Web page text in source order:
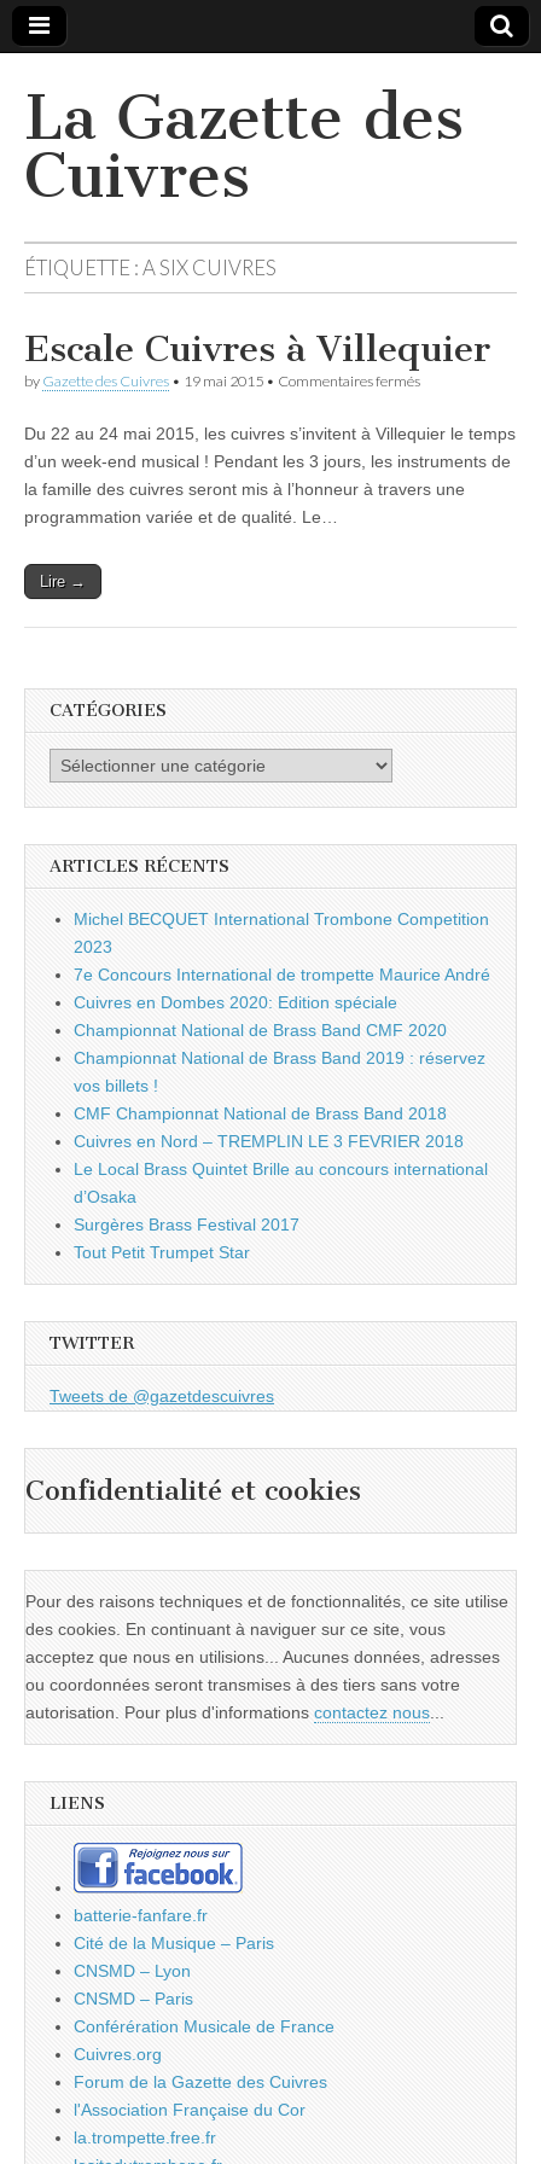
La Gazette des
Cuivres
ÉTIQUETTE :A SIX CUIVRES
Escale Cuivres à Villequier
by Gazette des Cuivres • 19 mai 2015 • Commentaires ferméssur
à
Villequier
Du 22 au 24 mai 2015, les cuivres s’invitent à Villequier le temps
d’un week-end musical ! Pendant les 3 jours, les instruments de
la famille des cuivres seront mis à l’honneur à travers une
programmation variée et de qualité. Le…
Lire →
CATÉGORIES
Catégories
ARTICLES RÉCENTS
Michel BECQUET International Trombone Competition
2023
7e Concours International de trompette Maurice André
Cuivres en Dombes 2020: Edition spéciale
Championnat National de Brass Band CMF 2020
Championnat National de Brass Band 2019 : réservez
vos billets !
CMF Championnat National de Brass Band 2018
Cuivres en Nord – TREMPLIN LE 3 FEVRIER 2018
Le Local Brass Quintet Brille au concours international
d’Osaka
Surgères Brass Festival 2017
Tout Petit Trumpet Star
TWITTER
Tweets de @gazetdescuivres
Confidentialité et cookies
Pour des raisons techniques et de fonctionnalités, ce site utilise
des cookies. En continuant à naviguer sur ce site, vous
acceptez que nous en utilisions... Aucunes données, adresses
ou coordonnées seront transmises à des tiers sans votre
autorisation. Pour plus d'informations contactez nous...
LIENS
batterie-fanfare.fr
Cité de la Musique – Paris
CNSMD – Lyon
CNSMD – Paris
Conférération Musicale de France
Cuivres.org
Forum de la Gazette des Cuivres
l'Association Française du Cor
la.trompette.free.fr